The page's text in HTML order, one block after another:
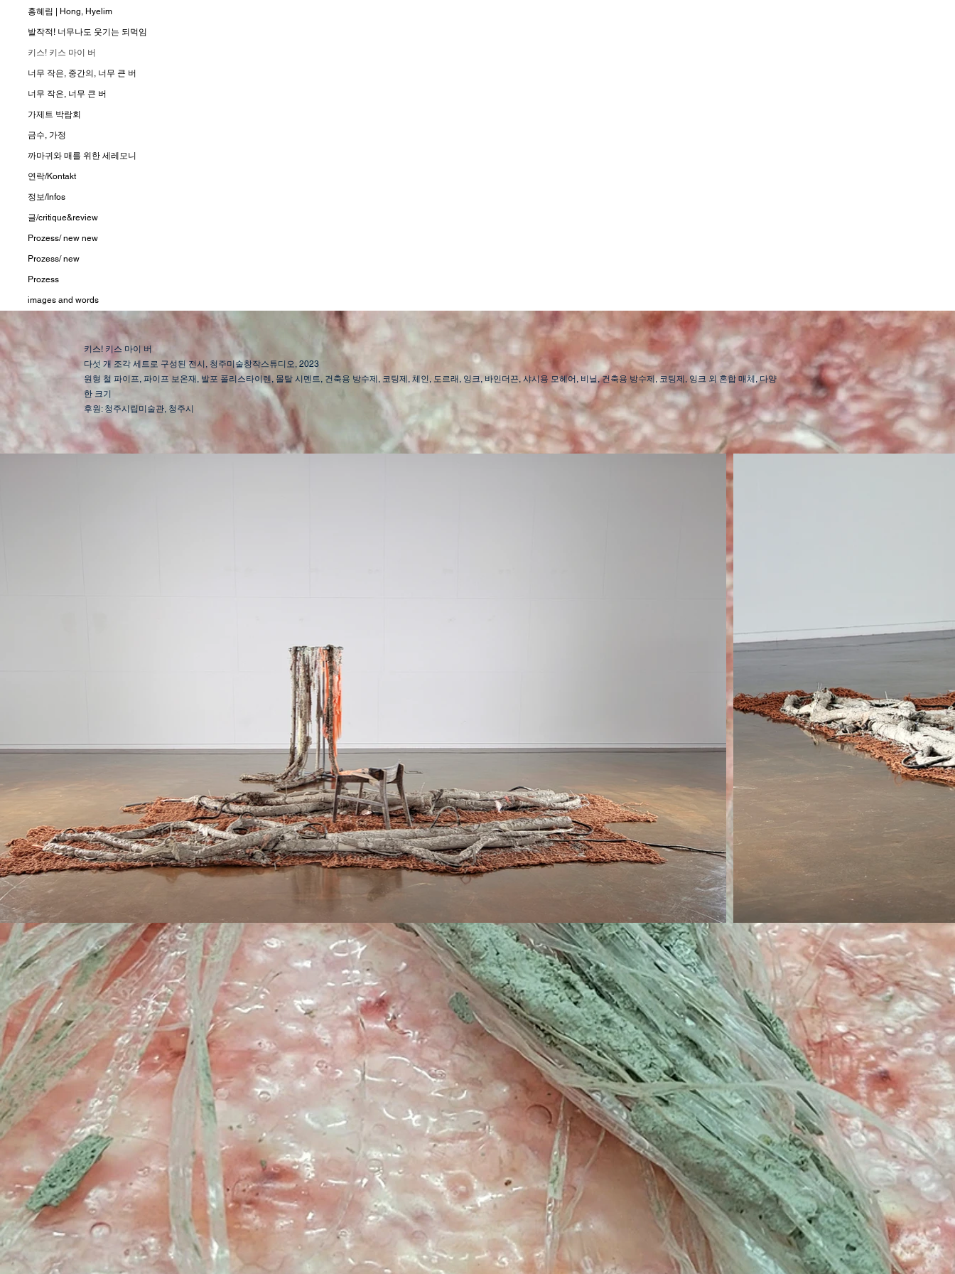
홍혜림 | Hong, Hyelim
발작적! 너무나도 웃기는 되먹임
키스! 키스 마이 버
너무 작은, 중간의, 너무 큰 버
너무 작은, 너무 큰 버
가제트 박람회
금수, 가정
까마귀와 매를 위한 세레모니
연락/Kontakt
정보/Infos
글/critique&review
Prozess/ new new
Prozess/ new
Prozess
images and words
​키스! 키스 마이 버
​다섯 개 조각 세트로 구성된 전시, 청주미술창작스튜디오, 2023
원형 철 파이프, 파이프 보온재, 발포 폴리스타이렌, 몰탈 시멘트, 건축용 방수제, 코팅제, 체인, 도르래, 잉크, 바인더끈, 샤시용 모헤어, 비닐, 건축용 방수제, 코팅제, 잉크 외 혼합 매체, 다양
한 크기
​후원: 청주시립미술관, 청주시